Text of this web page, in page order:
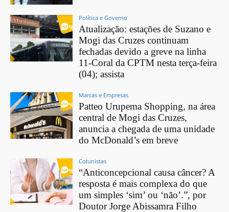
Política e Governo
Atualização: estações de Suzano e
Mogi das Cruzes continuam
fechadas devido a greve na linha
11-Coral da CPTM nesta terça-feira
(04); assista
Marcas e Empresas
Patteo Urupema Shopping, na área
central de Mogi das Cruzes,
anuncia a chegada de uma unidade
do McDonald’s em breve
Colunistas
“Anticoncepcional causa câncer? A
resposta é mais complexa do que
um simples ‘sim’ ou ‘não’.”, por
Doutor Jorge Abissamra Filho